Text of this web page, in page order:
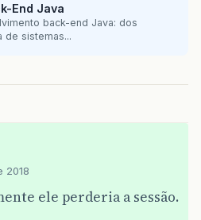
End Java
back-end Java: dos
de sistemas...
2018
ele perderia a sessão.